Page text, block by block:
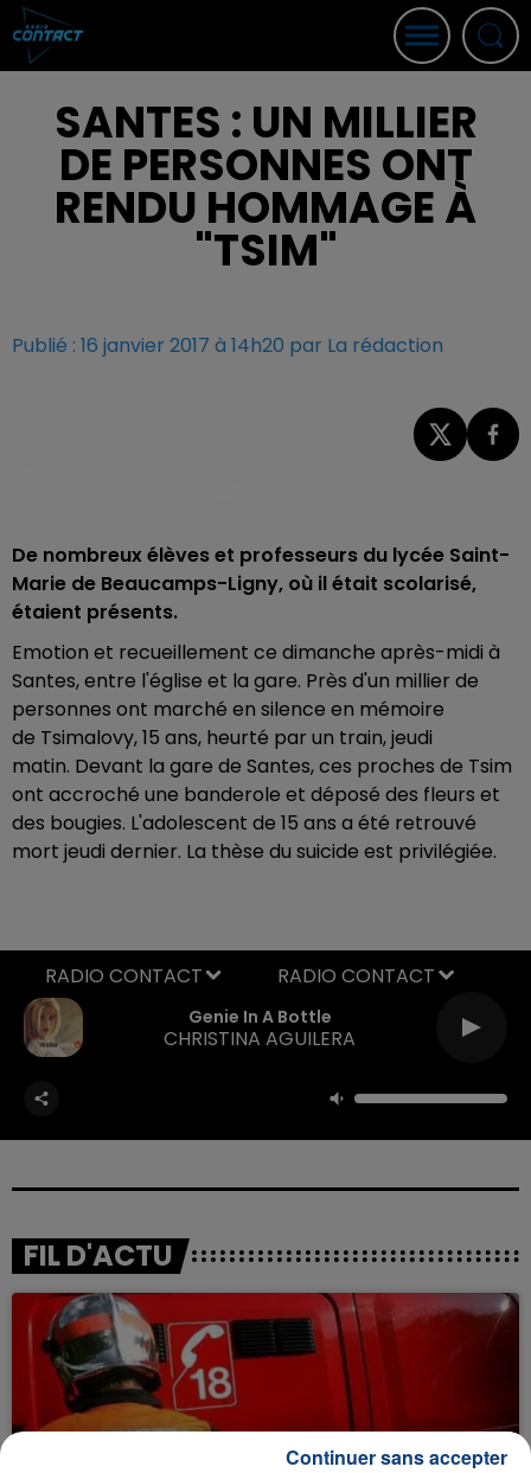
SANTES : UN MILLIER
DE PERSONNES ONT
RENDU HOMMAGE À
"TSIM"
Publié : 16 janvier 2017 à 14h20 par La rédaction
De nombreux élèves et professeurs du lycée Saint-
Marie de Beaucamps-Ligny, où il était scolarisé,
étaient présents.
Emotion et recueillement ce dimanche après-midi à
Santes, entre l'église et la gare. Près d'un millier de
personnes ont marché en silence en mémoire
de Tsimalovy, 15 ans, heurté par un train, jeudi
matin. Devant la gare de Santes, ces proches de Tsim
ont accroché une banderole et déposé des fleurs et
des bougies. L'adolescent de 15 ans a été retrouvé
mort jeudi dernier. La thèse du suicide est privilégiée.
Genie In A Bottle
CHRISTINA AGUILERA
RADIO CONTACT
FIL D'ACTU
Continuer sans accepter